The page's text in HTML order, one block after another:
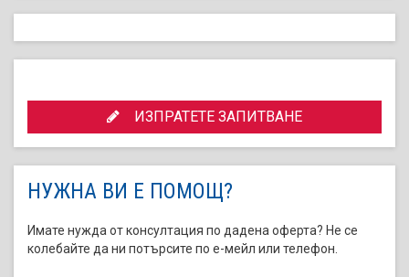
ИЗПРАТЕТЕ ЗАПИТВАНЕ
НУЖНА ВИ Е ПОМОЩ?
Имате нужда от консултация по дадена оферта? Не се
колебайте да ни потърсите по е-мейл или телефон.